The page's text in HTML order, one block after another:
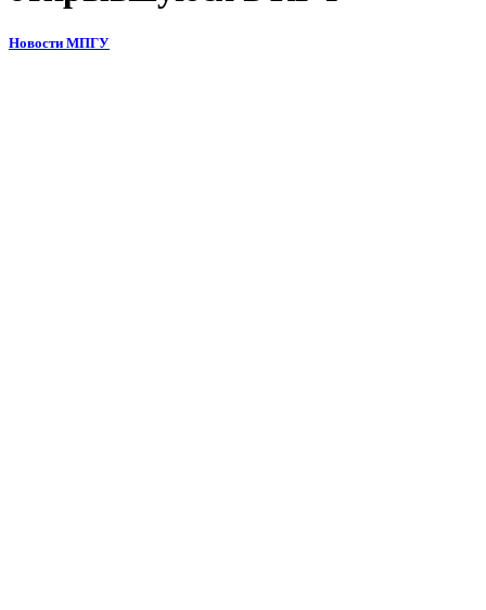
Новости МПГУ